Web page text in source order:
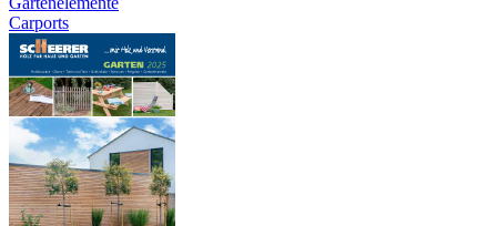
Carports